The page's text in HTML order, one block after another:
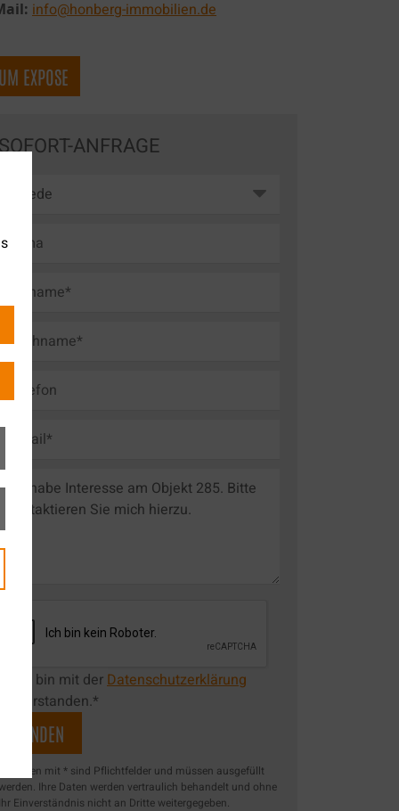
info@honberg-immobilien.de
EXPOSE
ANFRAGE
Ich bin mit derDatenschutzerklärung
mit * sind Pflichtfelder und müssen ausgefüllt
Ihre Daten werden vertraulich behandelt und ohne
Einverständnis nicht an Dritte weitergegeben.